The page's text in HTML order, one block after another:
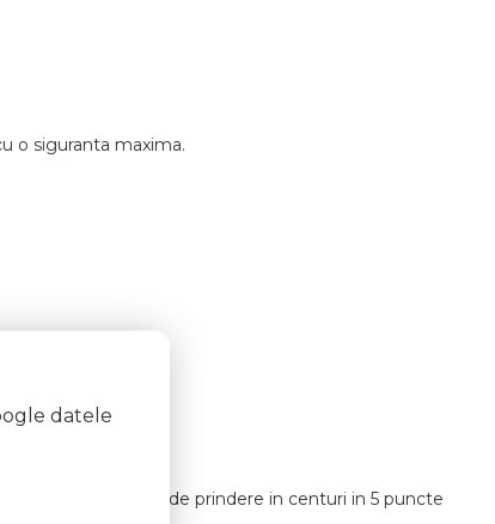
o siguranta maxima.
singura mana.
booster. Sistem de prindere in centuri in 5 puncte
datele